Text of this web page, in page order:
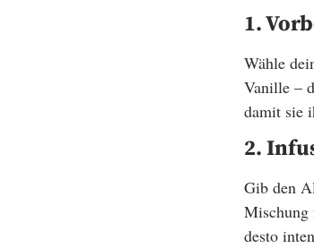
1.
Wähle
Vanille –
damit sie
2.
Gib den
Mischung
desto